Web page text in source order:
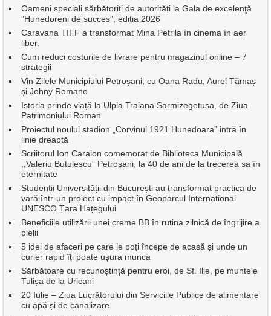
Oameni speciali sărbătoriți de autorități la Gala de excelenţă
”Hunedoreni de succes”, ediția 2026
Caravana TIFF a transformat Mina Petrila în cinema în aer
liber.
Cum reduci costurile de livrare pentru magazinul online – 7
strategii
Vin Zilele Municipiului Petroșani, cu Oana Radu, Aurel Tămaș
și Johny Romano
Istoria prinde viață la Ulpia Traiana Sarmizegetusa, de Ziua
Patrimoniului Roman
Proiectul noului stadion „Corvinul 1921 Hunedoara” intră în
linie dreaptă
Scriitorul Ion Caraion comemorat de Biblioteca Municipală
,,Valeriu Butulescu” Petroșani, la 40 de ani de la trecerea sa în
eternitate
Studenții Universității din București au transformat practica de
vară într-un proiect cu impact în Geoparcul Internațional
UNESCO Țara Hațegului
Beneficiile utilizării unei creme BB în rutina zilnică de îngrijire a
pielii
5 idei de afaceri pe care le poți începe de acasă și unde un
curier rapid îți poate ușura munca
Sărbătoare cu recunoștință pentru eroi, de Sf. Ilie, pe muntele
Tulișa de la Uricani
20 Iulie – Ziua Lucrătorului din Serviciile Publice de alimentare
cu apă și de canalizare